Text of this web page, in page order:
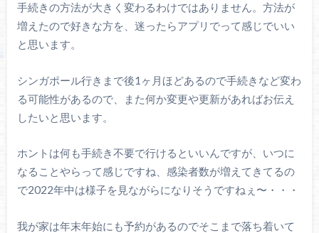
手続きの方法が大きく変わるわけではありません。方法が
増えたので好きな方を、迷ったらアプリでって感じでいい
と思います。
シンガポール行きまで後1ヶ月ほどあるので手続きなど変わ
る可能性があるので、また何か変更や更新があればお伝え
したいと思います。
ホントは何も手続き不要で行けるといいんですが、いつに
なることやらって感じですね、感染者数が増えてきてるの
で2022年中は様子を見ながらになりそうですねぇ〜・・・
我が家は年末年始にも予約があるのでそこまで落ち着いて